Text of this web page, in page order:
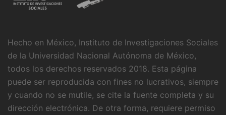
Hecho en México, Instituto de Investigaciones Sociales
de la Universidad Nacional Autónoma de México,
todos los derechos reservados 2018. Esta página
puede ser reproducida con fines no lucrativos, siempre
y cuando no se mutile, se cite la fuente completa y su
dirección electrónica. De otra forma, requiere permiso